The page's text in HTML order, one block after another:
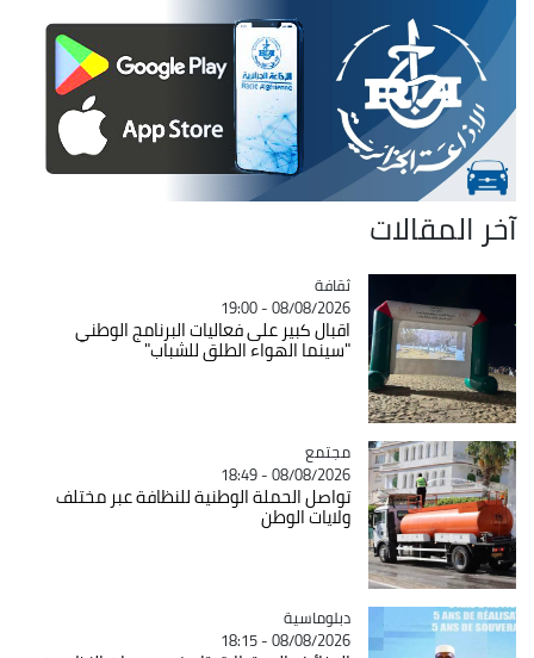
آخر المقالات
Catégorie
ثقافة
08/08/2026 - 19:00
اقبال كبير على فعاليات البرنامج الوطني
"سينما الهواء الطلق للشباب"
Catégorie
مجتمع
08/08/2026 - 18:49
تواصل الحملة الوطنية للنظافة عبر مختلف
ولايات الوطن
Catégorie
دبلوماسية
08/08/2026 - 18:15